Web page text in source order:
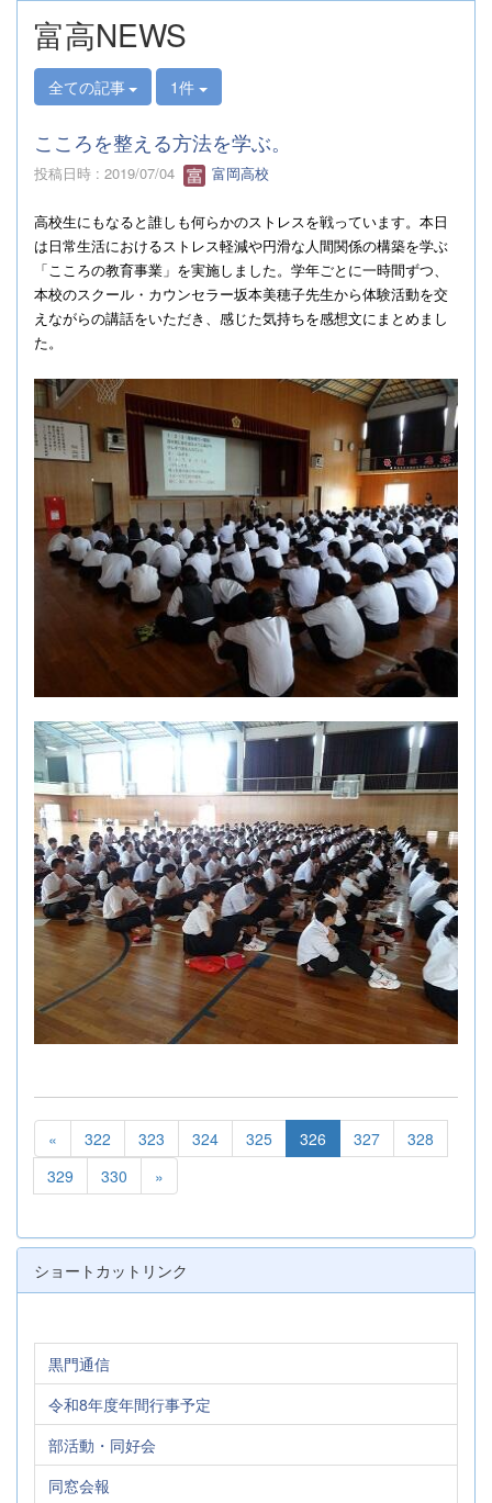
富高NEWS
全ての記事 1件
こころを整える方法を学ぶ。
投稿日時 : 2019/07/04 富岡高校
高校生にもなると誰しも何らかのストレスを戦っています。本日
は日常生活におけるストレス軽減や円滑な人間関係の構築を学ぶ
「こころの教育事業」を実施しました。学年ごとに一時間ずつ、
本校のスクール・カウンセラー坂本美穂子先生から体験活動を交
えながらの講話をいただき、感じた気持ちを感想文にまとめまし
た。
« 322 323 324 325 326 327
328
329
330 »
ショートカットリンク
黒門通信
令和8年度年間行事予定
部活動・同好会
同窓会報